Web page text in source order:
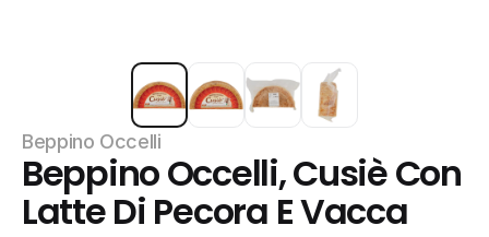
Beppino Occelli
Beppino Occelli, Cusiè Con
Latte Di Pecora E Vacca